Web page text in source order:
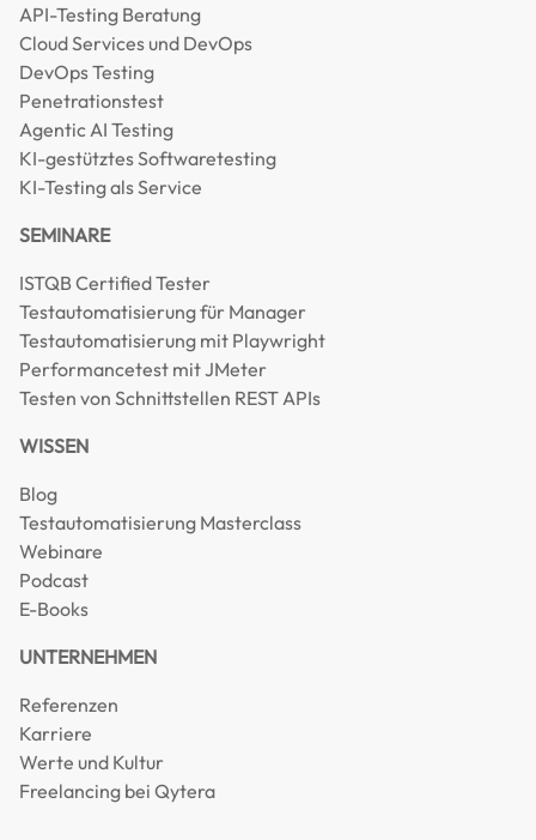
API-Testing Beratung
Cloud Services und DevOps
DevOps Testing
Penetrationstest
Agentic AI Testing
KI-gestütztes Softwaretesting
KI-Testing als Service
SEMINARE
ISTQB Certified Tester
Testautomatisierung für Manager
Testautomatisierung mit Playwright
Performancetest mit JMeter
Testen von Schnittstellen REST APIs
WISSEN
Blog
Testautomatisierung Masterclass
Webinare
Podcast
E-Books
UNTERNEHMEN
Referenzen
Karriere
Werte und Kultur
Freelancing bei Qytera